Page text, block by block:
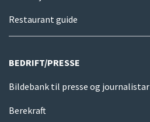
Restaurant guide
BEDRIFT/PRESSE
Bildebank til presse og journalistar
Berekraft